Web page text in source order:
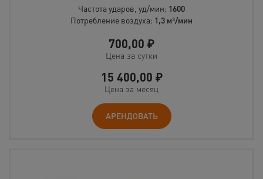
Частота ударов, уд/мин: 1600
Потребление воздуха: 1,3 м³/мин
700,00 ₽
Цена за сутки
15 400,00 ₽
Цена за месяц
АРЕНДОВАТЬ